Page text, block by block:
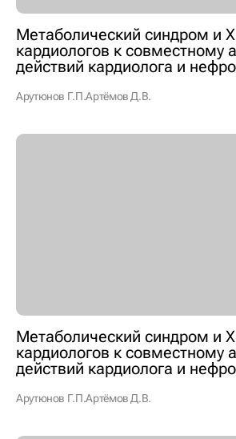
Метаболический синдром и
кардиологов к совместному
действий кардиолога и
Арутюнов Г.П.Артёмов Д.В.
Метаболический синдром и
кардиологов к совместному
действий кардиолога и
Арутюнов Г.П.Артёмов Д.В.